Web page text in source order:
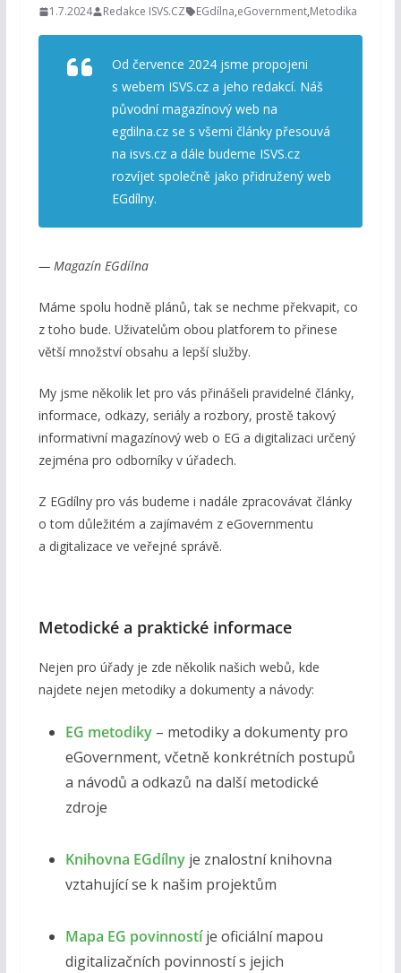
1.7.2024 Redakce ISVS.CZ EGdílna,eGovernment,Metodika
Od července 2024 jsme propojeni
s webem ISVS.cz a jeho redakcí. Náš
původní magazínový web na
egdilna.cz se s všemi články přesouvá
na isvs.cz a dále budeme ISVS.cz
rozvíjet společně jako přidružený web
EGdílny.
— Magazín EGdílna
Máme spolu hodně plánů, tak se nechme překvapit, co
z toho bude. Uživatelům obou platforem to přinese
větší množství obsahu a lepší služby.
My jsme několik let pro vás přinášeli pravidelné články,
informace, odkazy, seriály a rozbory, prostě takový
informativní magazínový web o EG a digitalizaci určený
zejména pro odborníky v úřadech.
Z EGdílny pro vás budeme i nadále zpracovávat články
o tom důležitém a zajímavém z eGovernmentu
a digitalizace ve veřejné správě.
Metodické a praktické informace
Nejen pro úřady je zde několik našich webů, kde
najdete nejen metodiky a dokumenty a návody:
EG metodiky– metodiky a dokumenty pro
eGovernment, včetně konkrétních postupů
a návodů a odkazů na další metodické
zdroje
Knihovna EGdílnyje znalostní knihovna
vztahující se k našim projektům
Mapa EG povinnostíje oficiální mapou
digitalizačních povinností s jejich